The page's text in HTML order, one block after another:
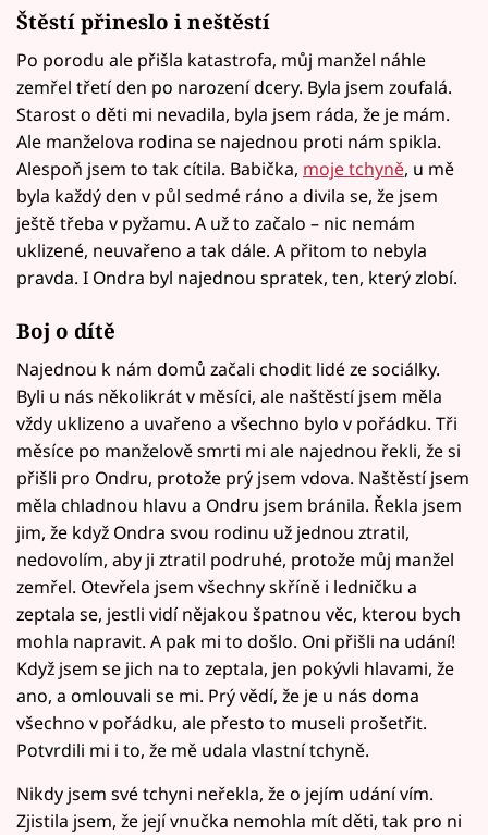
Štěstí přineslo i neštěstí
Po porodu ale přišla katastrofa, můj manžel náhle
zemřel třetí den po narození dcery. Byla jsem zoufalá.
Starost o děti mi nevadila, byla jsem ráda, že je mám.
Ale manželova rodina se najednou proti nám spikla.
Alespoň jsem to tak cítila. Babička, moje tchyně, u mě
byla každý den v půl sedmé ráno a divila se, že jsem
ještě třeba v pyžamu. A už to začalo – nic nemám
uklizené, neuvařeno a tak dále. A přitom to nebyla
pravda. I Ondra byl najednou spratek, ten, který zlobí.
Boj o dítě
Najednou k nám domů začali chodit lidé ze sociálky.
Byli u nás několikrát v měsíci, ale naštěstí jsem měla
vždy uklizeno a uvařeno a všechno bylo v pořádku. Tři
měsíce po manželově smrti mi ale najednou řekli, že si
přišli pro Ondru, protože prý jsem vdova. Naštěstí jsem
měla chladnou hlavu a Ondru jsem bránila. Řekla jsem
jim, že když Ondra svou rodinu už jednou ztratil,
nedovolím, aby ji ztratil podruhé, protože můj manžel
zemřel. Otevřela jsem všechny skříně i ledničku a
zeptala se, jestli vidí nějakou špatnou věc, kterou bych
mohla napravit. A pak mi to došlo. Oni přišli na udání!
Když jsem se jich na to zeptala, jen pokývli hlavami, že
ano, a omlouvali se mi. Prý vědí, že je u nás doma
všechno v pořádku, ale přesto to museli prošetřit.
Potvrdili mi i to, že mě udala vlastní tchyně.
Nikdy jsem své tchyni neřekla, že o jejím udání vím.
Zjistila jsem, že její vnučka nemohla mít děti, tak pro ni